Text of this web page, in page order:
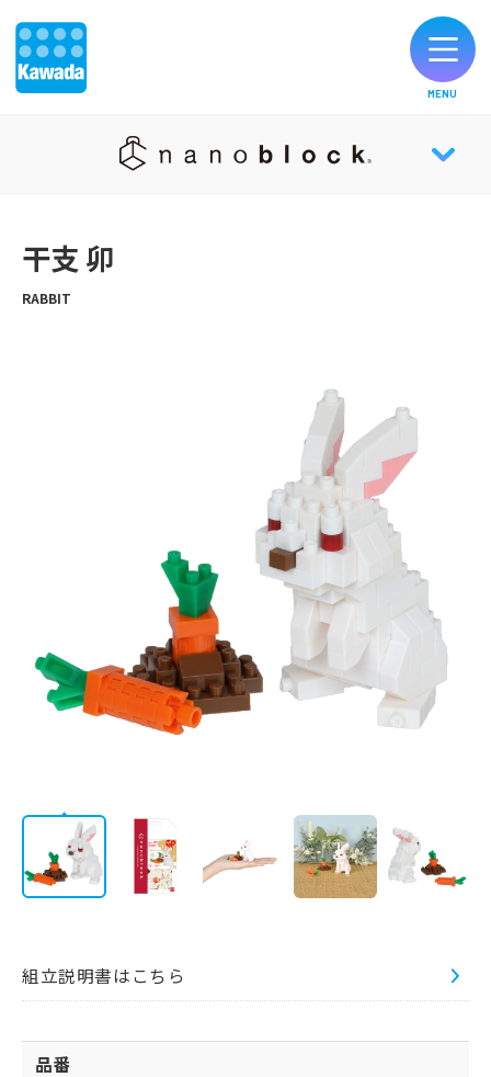
会社情報 JP
オリジナルブランド一覧
MENU
AWARD
LICENSE
STORE
CATALOG
干支 卯
RABBIT
組立説明書はこちら
品番